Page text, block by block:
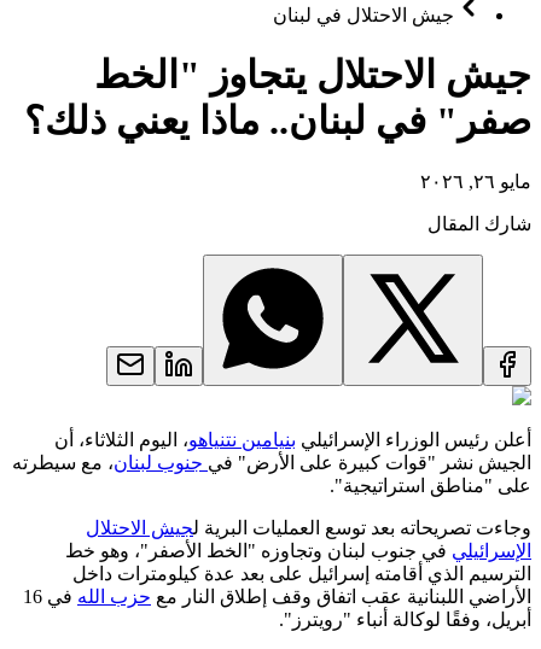
جيش الاحتلال في لبنان
جيش الاحتلال يتجاوز "الخط
صفر" في لبنان.. ماذا يعني ذلك؟
مايو ٢٦, ٢٠٢٦
شارك المقال
أعلن رئيس الوزراء الإسرائيلي بنيامين نتنياهو، اليوم الثلاثاء، أن
الجيش نشر "قوات كبيرة على الأرض" فيجنوب لبنان، مع سيطرته
على "مناطق استراتيجية".
وجاءت تصريحاته بعد توسع العمليات البرية لجيش الاحتلال
الإسرائيليفي جنوب لبنان وتجاوزه "الخط الأصفر"، وهو خط
الترسيم الذي أقامته إسرائيل على بعد عدة كيلومترات داخل
الأراضي اللبنانية عقب اتفاق وقف إطلاق النار مع حزب الله
في 16
أبريل، وفقًا لوكالة أنباء "رويترز".